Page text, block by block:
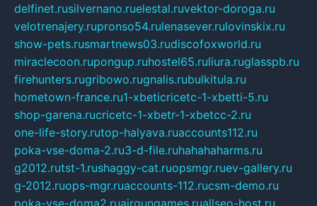
delfinet.rusilvernano.ruelestal.ruvektor-doroga.ru
velotrenajery.rupronso54.rulenasever.rulovinskix.ru
show-pets.rusmartnews03.rudiscofoxworld.ru
miraclecoon.rupongup.ruhostel65.ruliura.ruglasspb.ru
firehunters.rugribowo.rugnalis.rubulkitula.ru
hometown-france.ru1-xbeticricetc-1-xbetti-5.ru
shop-garena.rucricetc-1-xbetr-1-xbetcc-2.ru
one-life-story.rutop-halyava.ruaccounts112.ru
poka-vse-doma-2.ru3-d-file.ruhahahaharms.ru
g2012.rutst-1.rushaggy-cat.ruopsmgr.ruev-gallery.ru
g-2012.ruops-mgr.ruaccounts-112.rucsm-demo.ru
poka-vse-doma2.ruairgungames.ruallseo-host.ru